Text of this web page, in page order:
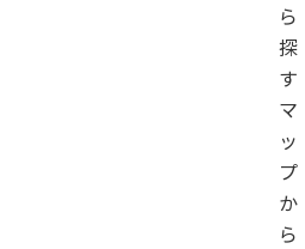
ら
探
す
マ
ッ
プ
か
ら